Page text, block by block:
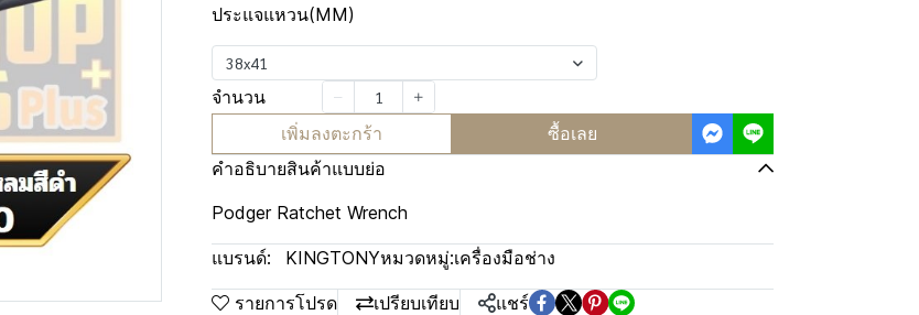
ประแจแหวน(MM)
38x41
จำนวน
เพิ่มลงตะกร้า
ซื้อเลย
คำอธิบายสินค้าแบบย่อ
Podger Ratchet Wrench
แบรนด์: KINGTONYหมวดหมู่:เครื่องมือช่าง
รายการโปรด เปรียบเทียบ แชร์